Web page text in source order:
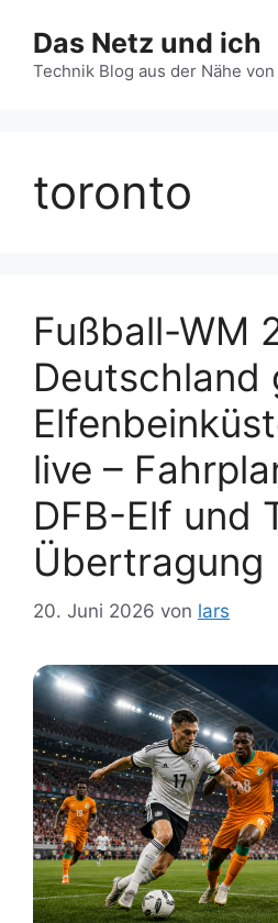
Inhalt
springen
Das Netz und ich
Technik Blog aus der Nähe von
toronto
Fußball-WM
Deutschland
live –
DFB-Elf und
Übertragung
20. Juni 2026 von lars